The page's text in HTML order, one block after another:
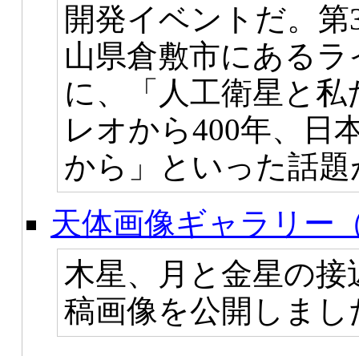
開発イベントだ。
山県倉敷市にある
に、「人工衛星と
レオから400年、日
から」といった話
天体画像ギャラリー
木星、月と金星の
稿画像を公開しまし